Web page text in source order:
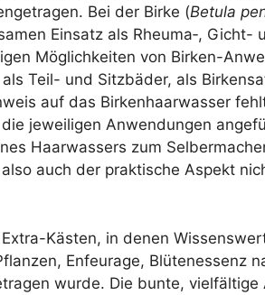
Bei der Bir­ke (Betu­la
Ein­satz als Rheuma‑, Gicht-
Mög­lich­kei­ten von Bir­ken-
Teil- und Sitz­bä­der, als
auf das Bir­ken­haar­was­ser
jewei­li­gen Anwen­dun­gen
Haar­was­sers zum
auch der prak­ti­sche Aspekt
Käs­ten, in denen
Enfeu­ra­ge, Blü­ten­es­senz
wur­de. Die bun­te,